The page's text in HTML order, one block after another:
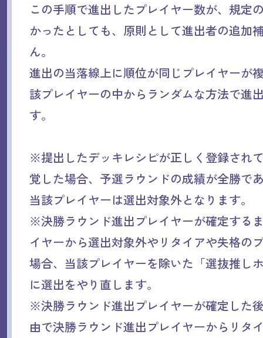
この手順で進出したプレイヤー数が、規定
かったとしても、原則として進出者の追加
ん。
進出の当落線上に順位が同じプレイヤーが
該プレイヤーの中からランダムな方法で進
す。
※提出したデッキレシピが正しく登録され
覚した場合、予選ラウンドの成績が全勝で
当該プレイヤーは選出対象外となります。
※決勝ラウンド進出プレイヤーが確定する
イヤーから選出対象外やリタイアや失格の
場合、当該プレイヤーを除いた「選抜推し
に選出をやり直します。
※決勝ラウンド進出プレイヤーが確定した
由で決勝ラウンド進出プレイヤーからリタ